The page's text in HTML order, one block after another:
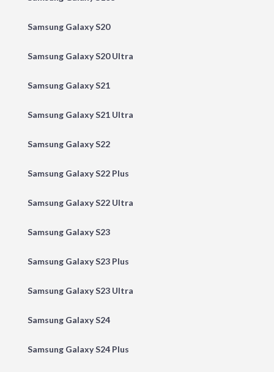
Samsung Galaxy S20
Samsung Galaxy S20 Ultra
Samsung Galaxy S21
Samsung Galaxy S21 Ultra
Samsung Galaxy S22
Samsung Galaxy S22 Plus
Samsung Galaxy S22 Ultra
Samsung Galaxy S23
Samsung Galaxy S23 Plus
Samsung Galaxy S23 Ultra
Samsung Galaxy S24
Samsung Galaxy S24 Plus